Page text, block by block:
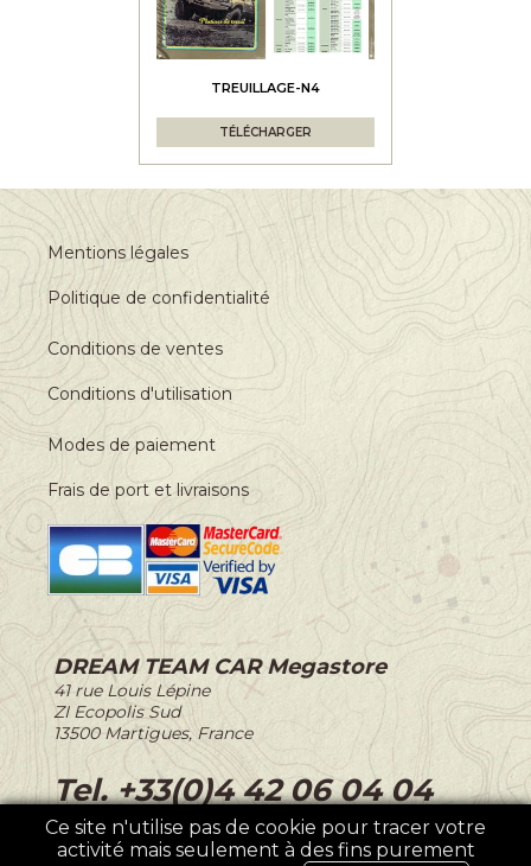
TREUILLAGE-N4
TÉLÉCHARGER
Mentions légales
Politique de confidentialité
Conditions de ventes
Conditions d'utilisation
Modes de paiement
Frais de port et livraisons
DREAM TEAM CAR Megastore
-41 rue Louis Lépine
-
ZI Ecopolis Sud
-13500 Martigues, France
Tel. +33(0)4 42 06 04 04
Ce site n'utilise pas de cookie pour tracer votre
activité mais seulement à des fins purement